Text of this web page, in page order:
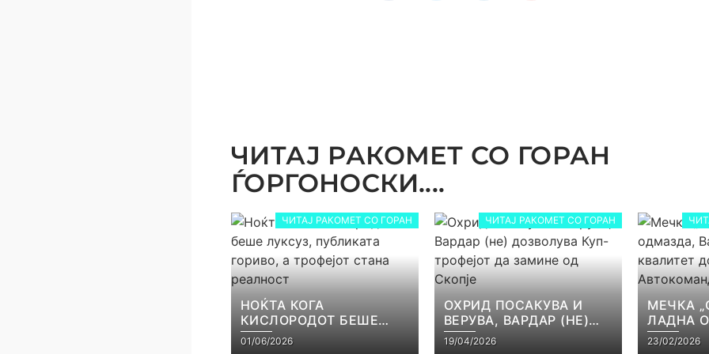
ЧИТАЈ РАКОМЕТ СО ГОРАН
ЃОРГОНОСКИ....
ЧИТАЈ РАКОМЕТ СО ГОРАН
НОЌТА КОГА
КИСЛОРОДОТ БЕШЕ
ЛУКСУЗ, ПУБЛИКАТА
ГОРИВО, А ТРОФЕЈОТ
01/06/2026
ЧИТАЈ РАКОМЕТ СО ГОРАН
ОХРИД ПОСАКУВА И
ВЕРУВА, ВАРДАР (НЕ)
ДОЗВОЛУВА КУП-
ТРОФЕЈОТ ДА ЗАМИНЕ
19/04/2026
МЕЧКА
ЛАДНА
ВАРДАР
23/02/2026